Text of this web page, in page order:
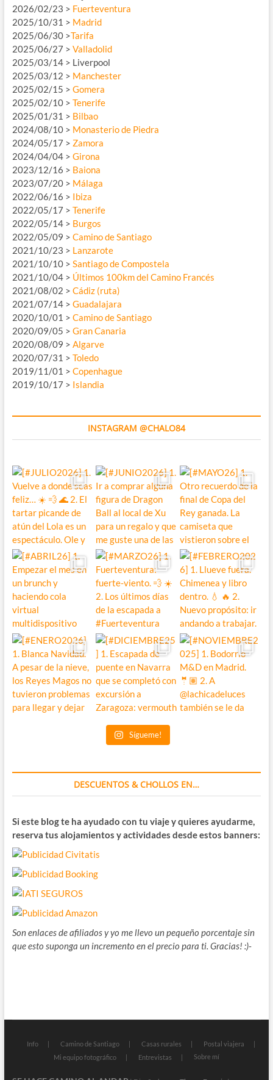
2026/02/23 > Fuerteventura
2025/10/31 > Madrid
2025/06/30 >Tarifa
2025/06/27 > Valladolid
2025/03/14 > Liverpool
2025/03/12 > Manchester
2025/02/15 > Gomera
2025/02/10 > Tenerife
2025/01/31 > Bilbao
2024/08/10 > Monasterio de Piedra
2024/05/17 > Zamora
2024/04/04 > Girona
2023/12/16 > Baiona
2023/07/20 > Málaga
2022/06/16 > Ibiza
2022/05/17 > Tenerife
2022/05/14 > Burgos
2022/05/09 > Camino de Santiago
2021/10/23 > Lanzarote
2021/10/10 > Santiago de Compostela
2021/10/04 > Últimos 100km del Camino Francés
2021/08/02 > Cádiz (ruta)
2021/07/14 > Guadalajara
2020/10/01 > Camino de Santiago
2020/09/05 > Gran Canaria
2020/08/09 > Algarve
2020/07/31 > Toledo
2019/11/01 > Copenhague
2019/10/17 > Islandia
INSTAGRAM @CHALO84
Sígueme!
DESCUENTOS & CHOLLOS EN…
Si este blog te ha ayudado con tu viaje y quieres ayudarme,
reserva tus alojamientos y actividades desde estos banners:
Son enlaces de afiliados y yo me llevo un pequeño porcentaje sin
que esto suponga un incremento en el precio para ti. Gracias! :)-
Info Camino de Santiago Casas rurales
Postal viajera
Mi equipo fotográfico
Entrevistas Sobre mí